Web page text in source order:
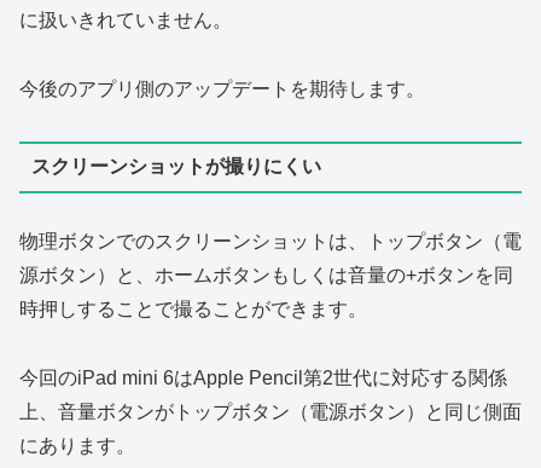
に扱いきれていません。
今後のアプリ側のアップデートを期待します。
スクリーンショットが撮りにくい
物理ボタンでのスクリーンショットは、トップボタン（電
源ボタン）と、ホームボタンもしくは音量の+ボタンを同
時押しすることで撮ることができます。
今回のiPad mini 6はApple Pencil第2世代に対応する関係
上、音量ボタンがトップボタン（電源ボタン）と同じ側面
にあります。